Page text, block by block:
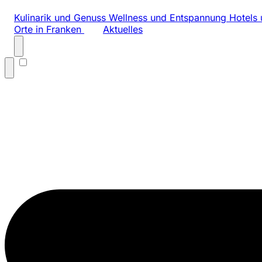
Kulinarik und Genuss Wellness und Entspannung Hotels
Orte in Franken
Aktuelles